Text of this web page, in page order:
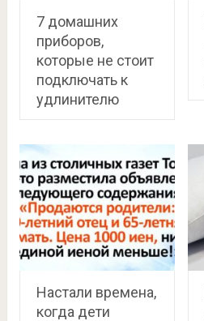
7 домашних
приборов,
которые не стоит
подключать к
удлинителю
Настали времена,
когда дети